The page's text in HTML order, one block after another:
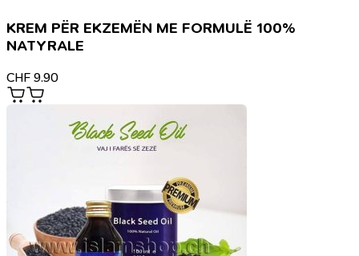
KREM PËR EKZEMËN ME FORMULË 100%
NATYRALE
CHF 9.90